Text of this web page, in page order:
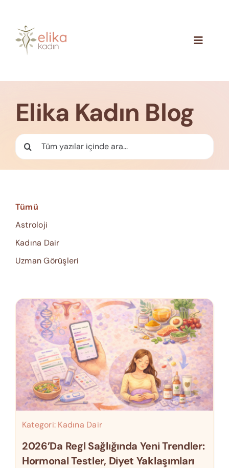
content
Toggle
İletişim
Elika Kadın Blog
Ara:
Tümü
Astroloji
Kadına Dair
Uzman Görüşleri
Kategori: Kadına Dair
2026’da Regl Sağlığında Yeni Trendler:
Hormonal Testler, Diyet Yaklaşımları